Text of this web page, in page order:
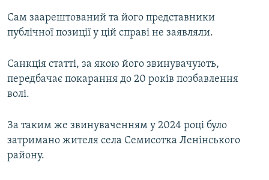
Сам заарештований та його представники
публічної позиції у цій справі не заявляли.
Санкція статті, за якою його звинувачують,
передбачає покарання до 20 років позбавлення
волі.
За таким же звинуваченням у 2024 році було
затримано жителя села Семисотка Ленінського
району.